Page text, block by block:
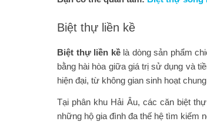
Biệt thự liền kề
Biệt thự liền kềlà dòng sản phẩm
bằng hài hòa giữa giá trị sử dụng và
hiện đại, từ không gian sinh hoạt
Tại phân khu Hải Âu, các căn biệt
những hộ gia đình đa thế hệ tìm kiếm